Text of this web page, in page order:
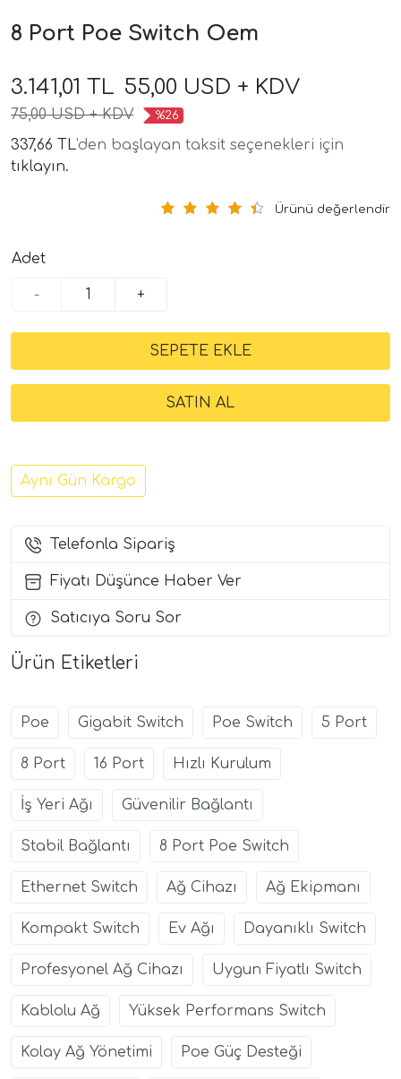
8 Port Poe Switch Oem
3.141,01 TL 55,00 USD + KDV
75,00 USD + KDV %26
337,66 TL'den başlayan taksit seçenekleri için
tıklayın.
Ürünü değerlendir
Adet
- +
Aynı Gün Kargo
Telefonla Sipariş
Fiyatı Düşünce Haber Ver
Satıcıya Soru Sor
Ürün Etiketleri
Poe Gigabit Switch Poe Switch 5 Port
8 Port 16 Port Hızlı Kurulum
İş Yeri Ağı Güvenilir Bağlantı
Stabil Bağlantı 8 Port Poe Switch
Ethernet Switch Ağ Cihazı Ağ Ekipmanı
Kompakt Switch Ev Ağı Dayanıklı Switch
Profesyonel Ağ Cihazı Uygun Fiyatlı Switch
Kablolu Ağ Yüksek Performans Switch
Kolay Ağ Yönetimi Poe Güç Desteği